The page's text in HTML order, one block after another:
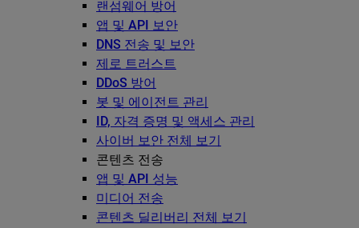
랜섬웨어 방어
앱 및 API 보안
DNS 전송 및 보안
제로 트러스트
DDoS 방어
봇 및 에이전트 관리
ID, 자격 증명 및 액세스 관리
사이버 보안 전체 보기
콘텐츠 전송
앱 및 API 성능
미디어 전송
콘텐츠 딜리버리 전체 보기